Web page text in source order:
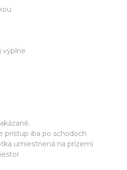
výplne
prístup iba po schodoch
umiestnená na prízemí